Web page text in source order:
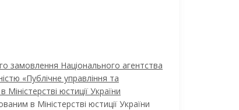
замовлення Національного агентства
«Публічне управління та
юстиції України
в Міністерстві юстиції України